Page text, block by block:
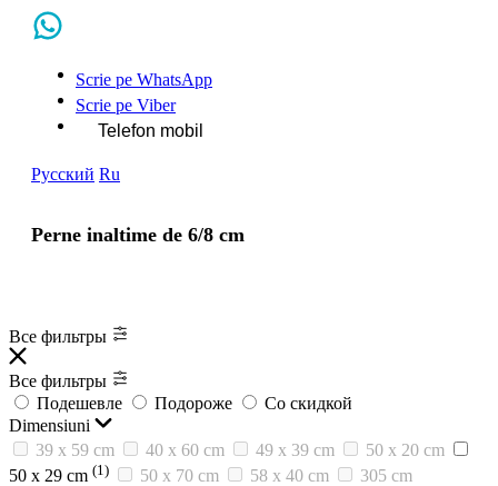
Scrie pe WhatsApp
Scrie pe Viber
Telefon mobil
Русский Ru
Perne inaltime de 6/8 cm
Все фильтры
Все фильтры
Подешевле
Подороже
Со скидкой
Dimensiuni
39 x 59 cm
40 x 60 cm 49 x 39 cm
50 x 20 cm
50 x 29 cm (1) 50 x 70 cm 58 x 40 cm
305 cm